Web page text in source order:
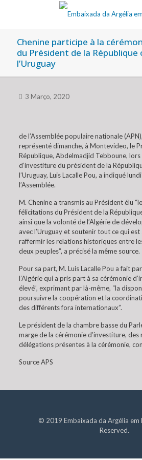
Chenine participe à la
du Président de la
l’Uruguay
3 Março, 2020
de l’Assemblée populaire nationale
représenté dimanche, à Montevideo, le
République, Abdelmadjid Tebboune, lors
d’investiture du président de la
l’Uruguay, Luis Lacalle Pou, a indiqué
l’Assemblée.
M. Chenine a transmis au Président élu
félicitations du Président de la
ainsi que la volonté de l’Algérie de
avec l’Uruguay et soutenir tout ce qui
raffermir les relations historiques entre
deux peuples”, a précisé la même source.
Pour sa part, M. Luis Lacalle Pou a fait
l’Algérie qui a pris part à sa cérémonie
élevé”, exprimant par là-même, “la
poursuivre la coopération et la
des différents fora internationaux”.
Le président de la chambre basse du
marge de la cérémonie d’investiture,
délégations présentes à la cérémonie,
Source APS
© 2019 Embaixada da Argélia em
Reserved.